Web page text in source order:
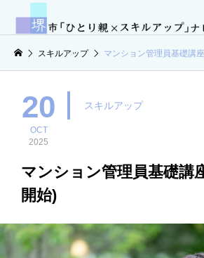
スキルアップ マンション管理員基礎講
20
OCT
2025
スキルアップ
マンション管理員基礎講
開始)